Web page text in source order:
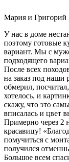
Мария и Григорий
У нас в доме
поэтому готовые
вариант. Мы с
подходящего
После всех
на заказ под наши
обмерил,
хотелось, и
скажу, что это
вписалась и цвет
Примерно через 2
красавицу!
помучиться с
получился
Большое всем